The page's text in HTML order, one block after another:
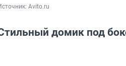
Avito.ru
домик под